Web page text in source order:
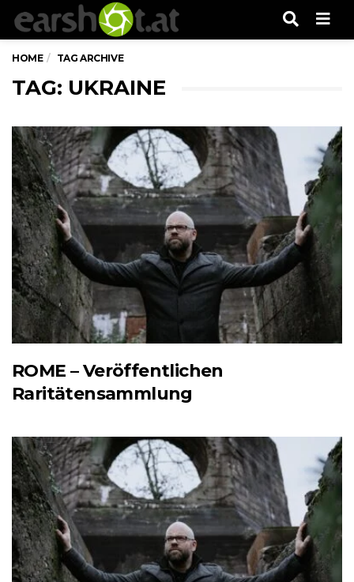
HOME TAG ARCHIVE
TAG: UKRAINE
ROME – Veröffentlichen
Raritätensammlung